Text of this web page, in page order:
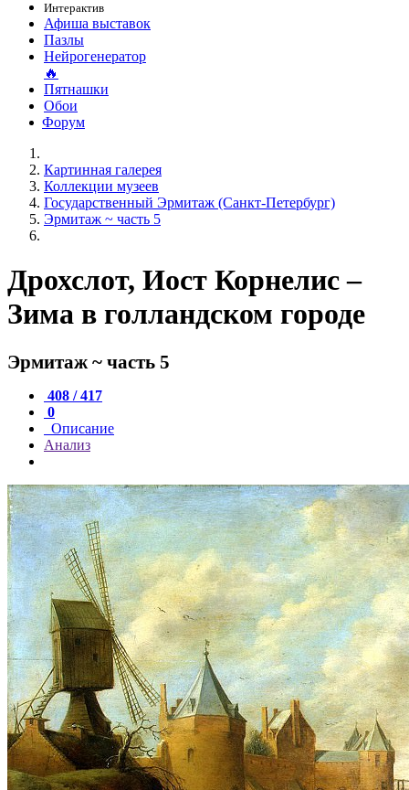
Интерактив
Афиша выставок
Пазлы
Нейрогенератор
🔥
Пятнашки
Обои
Форум
Картинная галерея
Коллекции музеев
Государственный Эрмитаж (Санкт-Петербург)
Эрмитаж ~ часть 5
Дрохслот, Иост Корнелис –
Зима в голландском городе
Эрмитаж ~ часть 5
408 / 417
0
Описание
Анализ